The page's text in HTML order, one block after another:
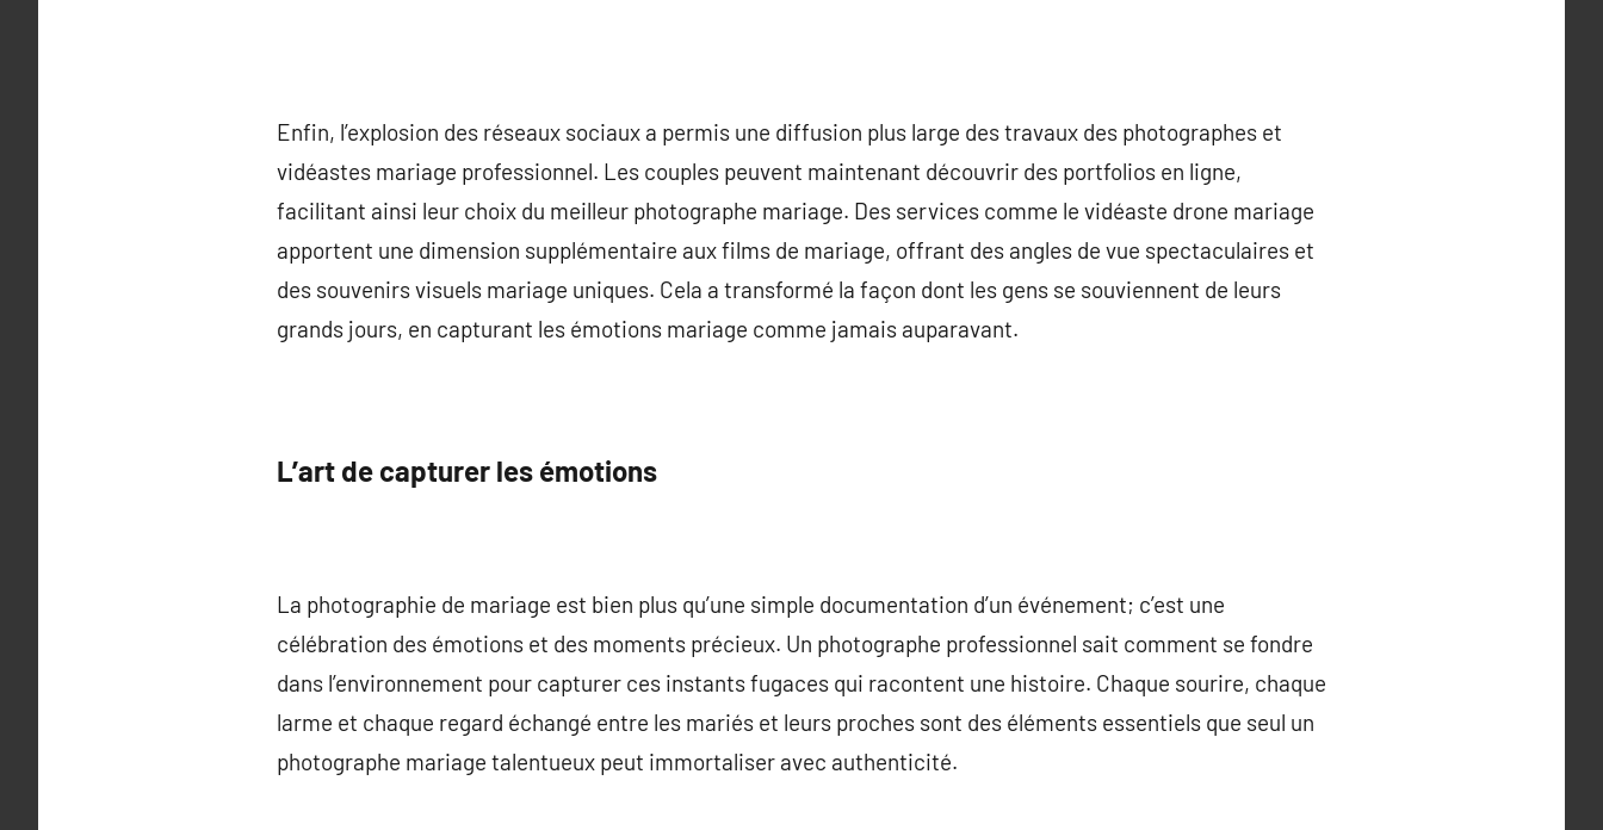
Enfin, l’explosion des réseaux sociaux a permis une diffusion plus large des travaux des photographes et
vidéastes mariage professionnel. Les couples peuvent maintenant découvrir des portfolios en ligne,
facilitant ainsi leur choix du meilleur photographe mariage. Des services comme le vidéaste drone mariage
apportent une dimension supplémentaire aux films de mariage, offrant des angles de vue spectaculaires et
des souvenirs visuels mariage uniques. Cela a transformé la façon dont les gens se souviennent de leurs
grands jours, en capturant les émotions mariage comme jamais auparavant.
L’art de capturer les émotions
La photographie de mariage est bien plus qu’une simple documentation d’un événement; c’est une
célébration des émotions et des moments précieux. Un photographe professionnel sait comment se fondre
dans l’environnement pour capturer ces instants fugaces qui racontent une histoire. Chaque sourire, chaque
larme et chaque regard échangé entre les mariés et leurs proches sont des éléments essentiels que seul un
photographe mariage talentueux peut immortaliser avec authenticité.